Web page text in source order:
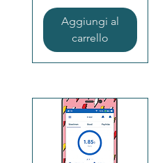
Aggiungi al
carrello